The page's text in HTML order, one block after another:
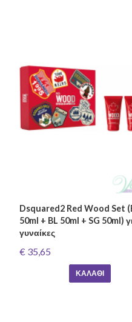
Dsquared2 Red Wood Set
50ml + BL 50ml + SG 50ml)
γυναίκες
€ 35,65
ΚΑΛΆΘΙ